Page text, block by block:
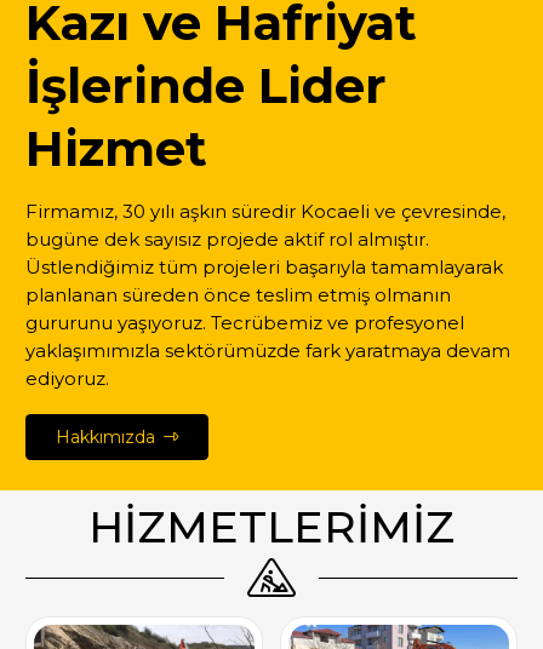
Kazı ve Hafriyat
İşlerinde Lider
Hizmet
Firmamız, 30 yılı aşkın süredir Kocaeli ve çevresinde,
bugüne dek sayısız projede aktif rol almıştır.
Üstlendiğimiz tüm projeleri başarıyla tamamlayarak
planlanan süreden önce teslim etmiş olmanın
gururunu yaşıyoruz. Tecrübemiz ve profesyonel
yaklaşımımızla sektörümüzde fark yaratmaya devam
ediyoruz.
Hakkımızda
HİZMETLERİMİZ